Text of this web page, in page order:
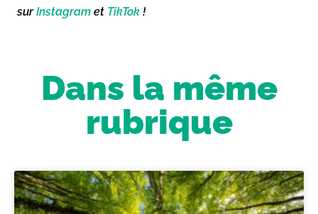
surInstagram et TikTok !
Dans la même
rubrique